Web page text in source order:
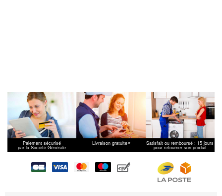
Paiement sécurisé
par la Société Générale
Livraison gratuite* Satisfait ou remboursé : 15 jours
pour retourner son produit